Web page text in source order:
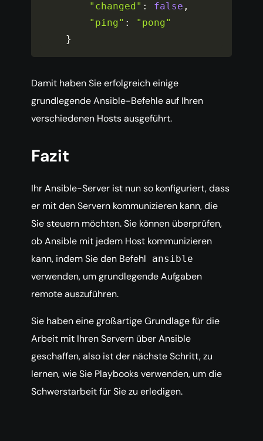
"changed" : false ,
"ping" :
"pong"
}
Damit haben Sie erfolgreich einige
grundlegende Ansible-Befehle auf Ihren
verschiedenen Hosts ausgeführt.
Fazit
Ihr Ansible-Server ist nun so konfiguriert, dass
er mit den Servern kommunizieren kann, die
Sie steuern möchten. Sie können überprüfen,
ob Ansible mit jedem Host kommunizieren
kann, indem Sie den Befehl
ansible
verwenden, um grundlegende Aufgaben
remote auszuführen.
Sie haben eine großartige Grundlage für die
Arbeit mit Ihren Servern über Ansible
geschaffen, also ist der nächste Schritt, zu
lernen, wie Sie Playbooks verwenden, um die
Schwerstarbeit für Sie zu erledigen.